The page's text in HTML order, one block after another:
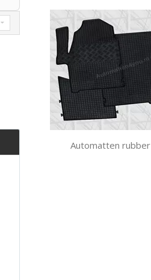
Automatten rubber